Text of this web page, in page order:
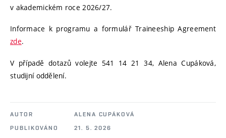
v akademickém roce 2026/27.
Informace k programu a formulář Traineeship Agreement
zde.
V případě dotazů volejte 541 14 21 34, Alena Cupáková,
studijní oddělení.
AUTOR
ALENA CUPÁKOVÁ
PUBLIKOVÁNO
21. 5. 2026